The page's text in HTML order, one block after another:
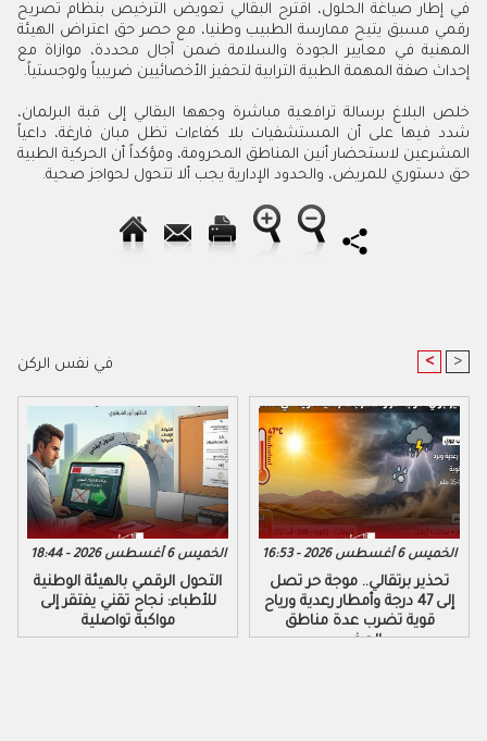
في إطار صياغة الحلول، اقترح البقالي تعويض الترخيص بنظام تصريح
رقمي مسبق يتيح ممارسة الطبيب وطنيا، مع حصر حق اعتراض الهيئة
المهنية في معايير الجودة والسلامة ضمن آجال محددة، موازاة مع
إحداث صفة المهمة الطبية الترابية لتحفيز الأخصائيين ضريبياً ولوجستياً.
خلص البلاغ برسالة ترافعية مباشرة وجهها البقالي إلى قبة البرلمان،
شدد فيها على أن المستشفيات بلا كفاءات تظل مبان فارغة، داعياً
المشرعين لاستحضار أنين المناطق المحرومة، ومؤكداً أن الحركية الطبية
حق دستوري للمريض، والحدود الإدارية يجب ألا تتحول لحواجز صحية.
في نفس الركن < >
الخميس 6 أغسطس 2026 - 18:44
التحول الرقمي بالهيئة الوطنية
للأطباء: نجاح تقني يفتقر إلى
مواكبة تواصلية
الخميس 6 أغسطس 2026 - 16:53
تحذير برتقالي.. موجة حر تصل
إلى 47 درجة وأمطار رعدية ورياح
قوية تضرب عدة مناطق
بالمغرب